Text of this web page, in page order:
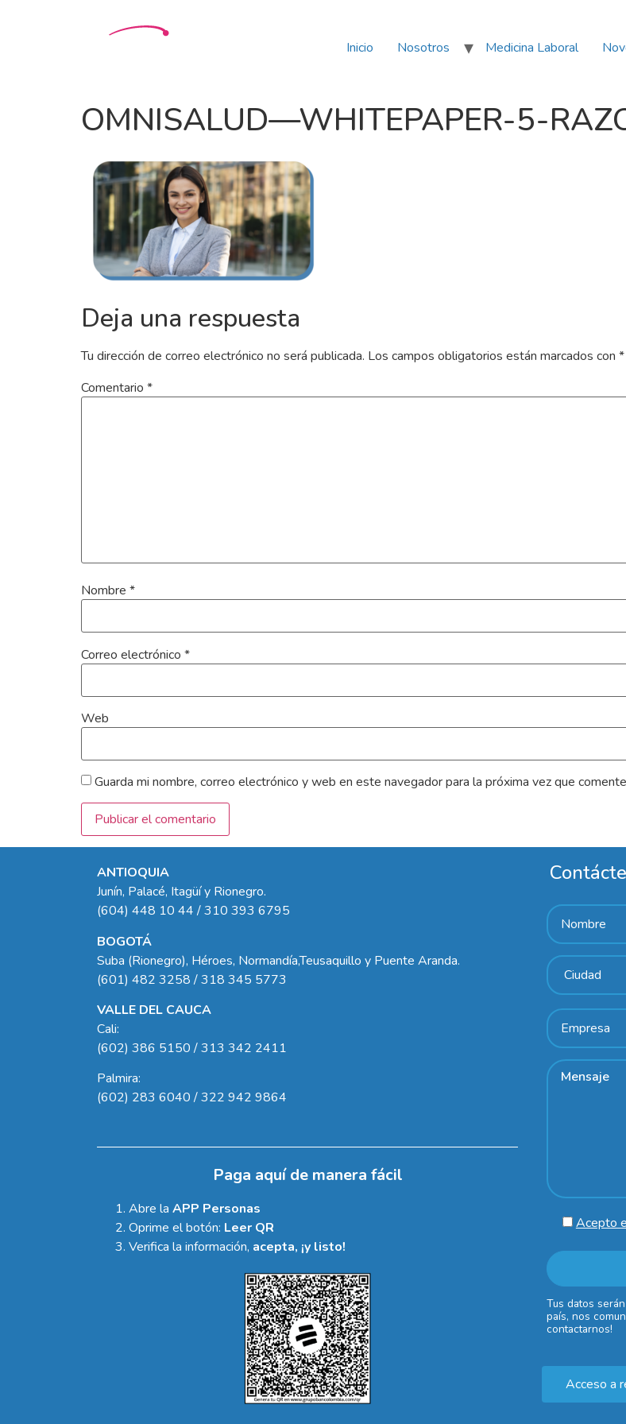
Inicio Nosotros Medicina Laboral
OMNISALUD—WHITEPAPER-5-
Deja una respuesta
Tu dirección de correo electrónico no será publicada. Los campos obligatorios están marcados con *
Comentario *
Nombre *
Correo electrónico *
Web
Guarda mi nombre, correo electrónico y web en este navegador para la próxima vez que
ANTIOQUIA
Junín, Palacé, Itagüí y Rionegro.
(604) 448 10 44 / 310 393 6795
BOGOTÁ
Suba (Rionegro), Héroes, Normandía,Teusaquillo y Puente Aranda.
(601) 482 3258 / 318 345 5773
VALLE DEL CAUCA
Cali:
(602) 386 5150 / 313 342 2411
Palmira:
(602) 283 6040 / 322 942 9864
Paga aquí de manera fácil
Abre la APP Personas
Oprime el botón: Leer QR
Verifica la información, acepta, ¡y listo!
Acepto
Tus datos
país, nos
contactarnos!
Acceso a